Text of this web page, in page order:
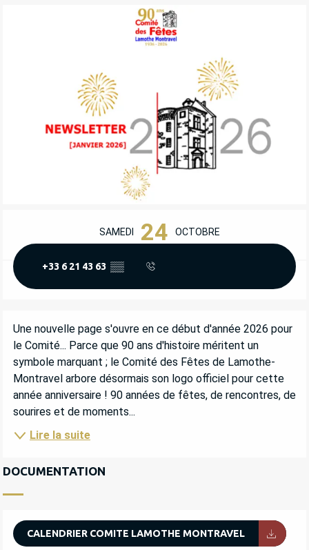
OUVERTURE ET COORDONNÉES
SAMEDI 24 OCTOBRE
+33 6 21 43 63 ▒▒
DESCRIPTION
Une nouvelle page s'ouvre en ce début d'année 2026 pour
le Comité... Parce que 90 ans d'histoire méritent un
symbole marquant ; le Comité des Fêtes de Lamothe-
Montravel arbore désormais son logo officiel pour cette
année anniversaire ! 90 années de fêtes, de rencontres, de
sourires et de moments...
Lire la suite
DOCUMENTATION
CALENDRIER COMITE LAMOTHE MONTRAVEL